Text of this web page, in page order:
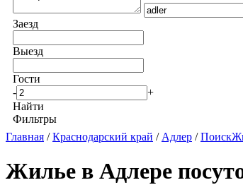
Заезд
Выезд
Гости
-
+
Найти
Фильтры
Главная /Краснодарский край / Адлер /
Жилье в Адлере